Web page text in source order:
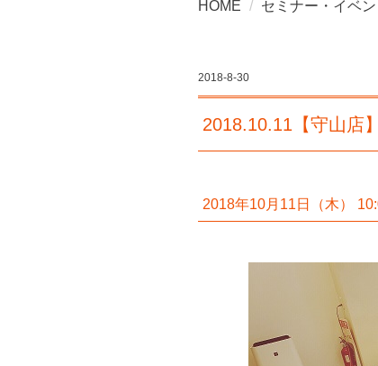
HOME セミナー・イベ
2018-8-30
2018.10.11【守山店】
2018年10月11日（木）